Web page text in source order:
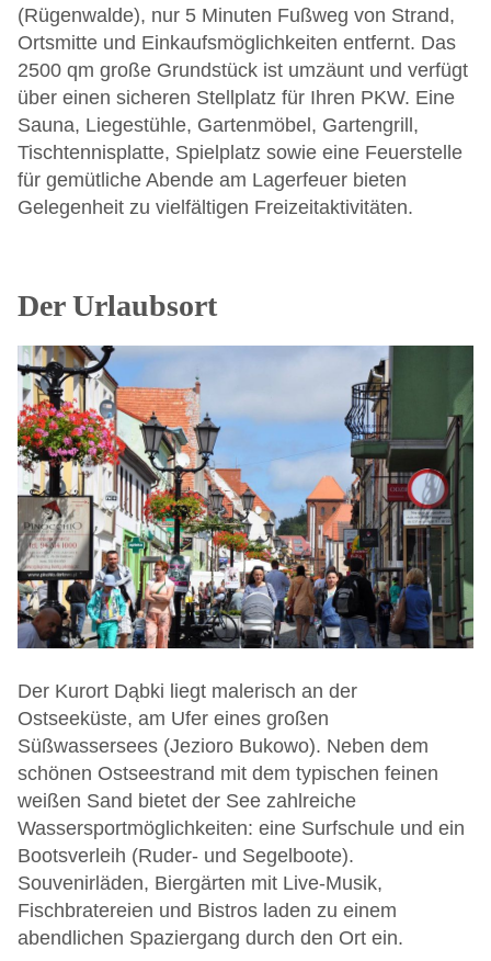
(Rügenwalde), nur 5 Minuten Fußweg von Strand,
Ortsmitte und Einkaufsmöglichkeiten entfernt. Das
2500 qm große Grundstück ist umzäunt und verfügt
über einen sicheren Stellplatz für Ihren PKW. Eine
Sauna, Liegestühle, Gartenmöbel, Gartengrill,
Tischtennisplatte, Spielplatz sowie eine Feuerstelle
für gemütliche Abende am Lagerfeuer bieten
Gelegenheit zu vielfältigen Freizeitaktivitäten.
Der Urlaubsort
Der Kurort Dąbki liegt malerisch an der
Ostseeküste, am Ufer eines großen
Süßwassersees (Jezioro Bukowo). Neben dem
schönen Ostseestrand mit dem typischen feinen
weißen Sand bietet der See zahlreiche
Wassersportmöglichkeiten: eine Surfschule und ein
Bootsverleih (Ruder- und Segelboote).
Souvenirläden, Biergärten mit Live-Musik,
Fischbratereien und Bistros laden zu einem
abendlichen Spaziergang durch den Ort ein.